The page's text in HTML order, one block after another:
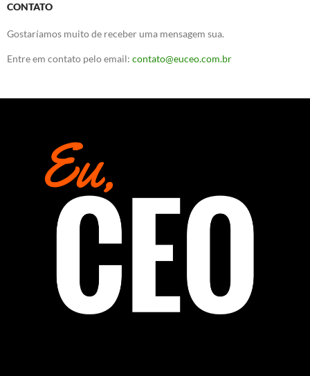
CONTATO
Gostaríamos muito de receber uma mensagem sua.
Entre em contato pelo email: contato@euceo.com.br